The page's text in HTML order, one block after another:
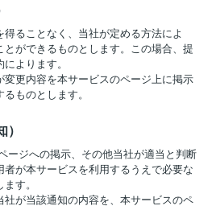
ることなく、当社が定める方法によ
とができるものとします。この場合、提
よります。
更内容を本サービスのページ上に掲示
ものとします。
ジへの掲示、その他当社が適当と判断
者が本サービスを利用するうえで必要な
す。
が当該通知の内容を、本サービスのペ